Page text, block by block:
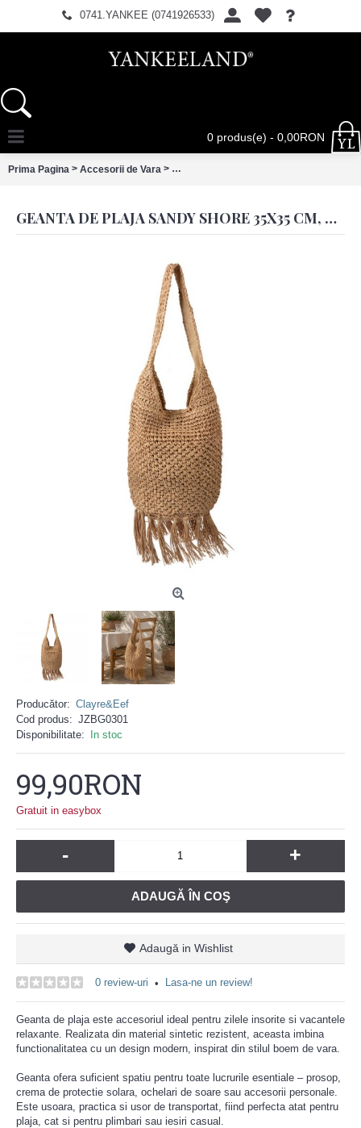
0741.YANKEE (0741926533)
0 produs(e) - 0,00RON
Prima Pagina > Accesorii de Vara > Geanta de plaja Sandy Shore 35x35 cm,
GEANTA DE PLAJA SANDY SHORE 35X35 CM, CLAYRE & EEF
Producător: Clayre&Eef
Cod produs: JZBG0301
Disponibilitate:
In stoc
99,90RON
Gratuit in easybox
- +
ADAUGĂ ÎN COŞ
Adaugă in Wishlist
0 review-uri • Lasa-ne un review!
Geanta de plaja este accesoriul ideal pentru zilele insorite si vacantele
relaxante. Realizata din material sintetic rezistent, aceasta imbina
functionalitatea cu un design modern, inspirat din stilul boem de vara.
Geanta ofera suficient spatiu pentru toate lucrurile esentiale – prosop,
crema de protectie solara, ochelari de soare sau accesorii personale.
Este usoara, practica si usor de transportat, fiind perfecta atat pentru
plaja, cat si pentru plimbari sau iesiri casual.